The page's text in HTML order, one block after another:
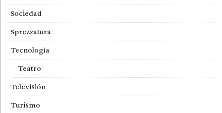
Sociedad
Sprezzatura
Tecnología
Teatro
Televisión
Turismo